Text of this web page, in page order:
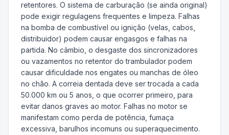
retentores. O sistema de carburação (se ainda original)
pode exigir regulagens frequentes e limpeza. Falhas
na bomba de combustível ou ignição (velas, cabos,
distribuidor) podem causar engasgos e falhas na
partida. No câmbio, o desgaste dos sincronizadores
ou vazamentos no retentor do trambulador podem
causar dificuldade nos engates ou manchas de óleo
no chão. A correia dentada deve ser trocada a cada
50.000 km ou 5 anos, o que ocorrer primeiro, para
evitar danos graves ao motor. Falhas no motor se
manifestam como perda de potência, fumaça
excessiva, barulhos incomuns ou superaquecimento.